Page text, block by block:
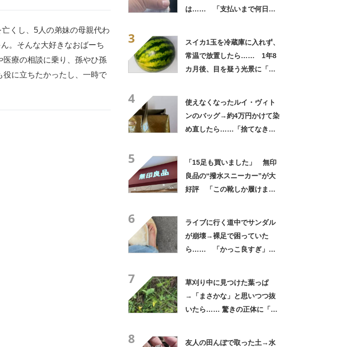
くし、5人の弟妹の母親代わ
。そんな大好きなおばーち
療の相談に乗り、孫やひ孫
に立ちたかったし、一時で
は…… 「支払いまで何日か
3
スイカ1玉を冷蔵庫に入れず、
常温で放置したら…… 1年8
カ月後、目を疑う光景に「ヤ
4
使えなくなったルイ・ヴィト
ンのバッグ→約4万円かけて染
め直したら……「捨てなきゃ
5
「15足も買いました」 無印
良品の“撥水スニーカー”が大
好評 「この靴しか履けませ
6
ライブに行く道中でサンダル
が崩壊→裸足で困っていた
ら…… 「かっこ良すぎ」ま
7
草刈り中に見つけた葉っぱ
→「まさかな」と思いつつ抜
いたら…… 驚きの正体に「お
8
友人の田んぼで取った土→水